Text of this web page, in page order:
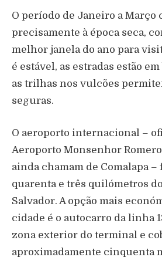
O período de Janeiro a Março
precisamente à época seca,
melhor janela do ano para
é estável, as estradas estão
as trilhas nos vulcões
seguras.
O aeroporto internacional –
Aeroporto Monsenhor
ainda chamam de Comalapa –
quarenta e três quilómetros
Salvador. A opção mais
cidade é o autocarro da linha
zona exterior do terminal e
aproximadamente cinquenta